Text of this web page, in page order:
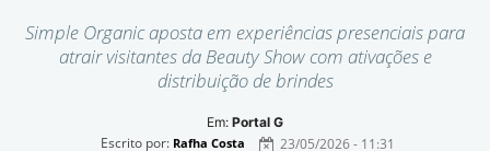
Simple Organic aposta em experiências presenciais para
atrair visitantes da Beauty Show com ativações e
distribuição de brindes
Em: Portal G
Escrito por: Rafha Costa
23/05/2026 - 11:31